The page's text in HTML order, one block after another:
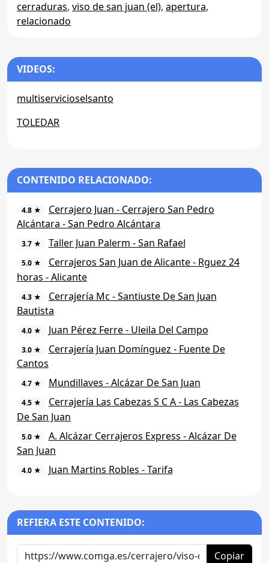
cerraduras, viso de san juan (el), apertura,
relacionado
VIDEOS:
multiservicioselsanto
TOLEDAR
CONTENIDO RELACIONADO:
4.8 ★
Cerrajero Juan - Cerrajero San Pedro
Alcántara - San Pedro Alcántara
3.7 ★ Taller Juan Palerm - San Rafael
5.0 ★
Cerrajeros San Juan de Alicante - Rguez 24
horas - Alicante
4.3 ★
Cerrajería Mc - Santiuste De San Juan
Bautista
4.0 ★ Juan Pérez Ferre - Uleila Del Campo
3.0 ★
Cerrajería Juan Domínguez - Fuente De
Cantos
4.7 ★ Mundillaves - Alcázar De San Juan
4.5 ★
Cerrajería Las Cabezas S C A - Las Cabezas
De San Juan
5.0 ★
A. Alcázar Cerrajeros Express - Alcázar De
San Juan
4.0 ★ Juan Martins Robles - Tarifa
REFIERA ESTE CONTENIDO:
Copiar